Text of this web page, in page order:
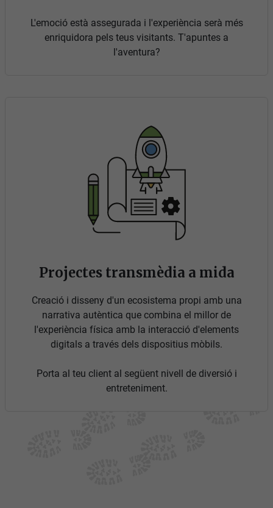
L'emoció està assegurada i l'experiència serà més
enriquidora pels teus visitants. T'apuntes a
l'aventura?
Projectes transmèdia a mida
Creació i disseny d'un ecosistema propi amb una
narrativa autèntica que combina el millor de
l'experiència física amb la interacció d'elements
digitals a través dels dispositius mòbils.
Porta al teu client al següent nivell de diversió i
entreteniment.